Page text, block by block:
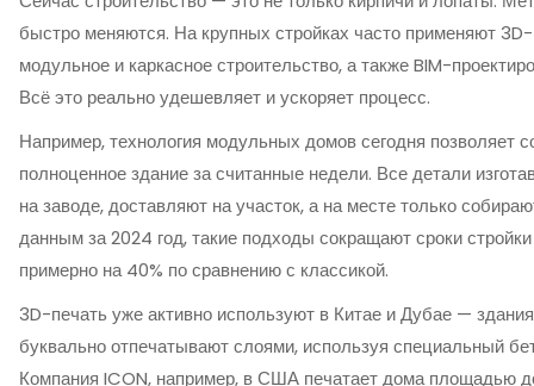
быстро меняются. На крупных стройках часто применяют
модульное и каркасное строительство, а также BIM-
Всё это реально удешевляет и ускоряет процесс.
Например, технология модульных домов сегодня позволяет
полноценное здание за считанные недели. Все детали
на заводе, доставляют на участок, а на месте только
данным за 2024 год, такие подходы сокращают сроки стройки
примерно на 40% по сравнению с классикой.
3D-печать уже активно используют в Китае и Дубае — здания
буквально отпечатывают слоями, используя специальный
Компания ICON, например, в США печатает дома площадью